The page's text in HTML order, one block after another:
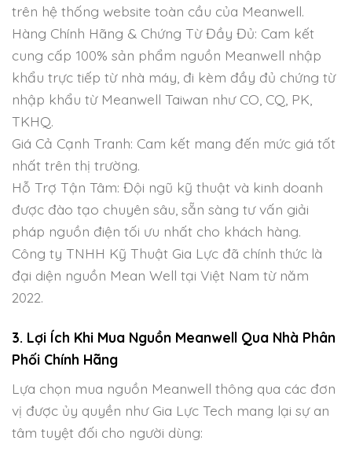
trên hệ thống website toàn cầu của Meanwell.
Hàng Chính Hãng & Chứng Từ Đầy Đủ: Cam kết
cung cấp 100% sản phẩm nguồn Meanwell nhập
khẩu trực tiếp từ nhà máy, đi kèm đầy đủ chứng từ
nhập khẩu từ Meanwell Taiwan như CO, CQ, PK,
TKHQ.
Giá Cả Cạnh Tranh: Cam kết mang đến mức giá tốt
nhất trên thị trường.
Hỗ Trợ Tận Tâm: Đội ngũ kỹ thuật và kinh doanh
được đào tạo chuyên sâu, sẵn sàng tư vấn giải
pháp nguồn điện tối ưu nhất cho khách hàng.
Công ty TNHH Kỹ Thuật Gia Lực đã chính thức là
đại diện nguồn Mean Well tại Việt Nam từ năm
2022.
3. Lợi Ích Khi Mua Nguồn Meanwell Qua Nhà Phân
Phối Chính Hãng
Lựa chọn mua nguồn Meanwell thông qua các đơn
vị được ủy quyền như Gia Lực Tech mang lại sự an
tâm tuyệt đối cho người dùng: